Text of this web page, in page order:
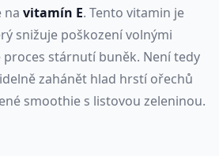
na vitamín E. Tento vitamin je
snižuje poškození volnými
stárnutí buněk. Není tedy
zahánět hlad hrstí ořechů
smoothie s listovou zeleninou.